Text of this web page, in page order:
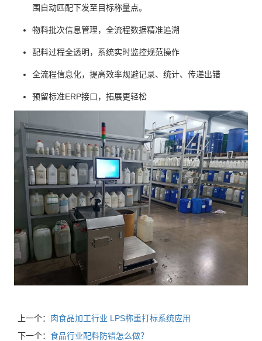
围自动匹配下发至目标称量点。
物料批次信息管理，全流程数据精准追溯
配料过程全透明，系统实时监控规范操作
全流程信息化，提高效率规避记录、统计、传递出错
预留标准ERP接口，拓展更轻松
上一个： 肉食品加工行业 LPS称重打标系统应用
下一个： 食品行业配料防错怎么做？